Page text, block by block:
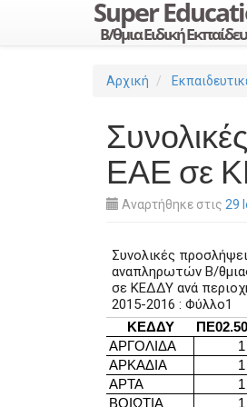
Αρχική
ΕΑΕ σε
Αναρτήθηκε στις 29